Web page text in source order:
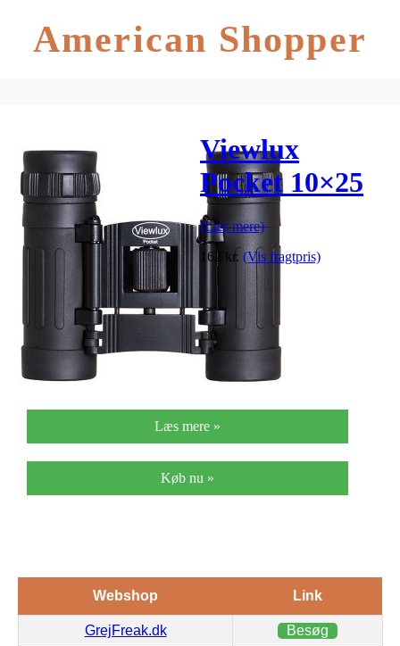
American Shopper
Viewlux
Pocket 10×25
(Læs mere)
162 kr. (Vis fragtpris)
Læs mere »
Køb nu »
Webshop Link
GrejFreak.dk Besøg